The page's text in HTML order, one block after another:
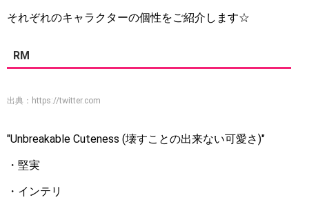
それぞれのキャラクターの個性をご紹介します☆
RM
出典： https://twitter.com
"Unbreakable Cuteness (壊すことの出来ない可愛さ)"
・堅実
・インテリ